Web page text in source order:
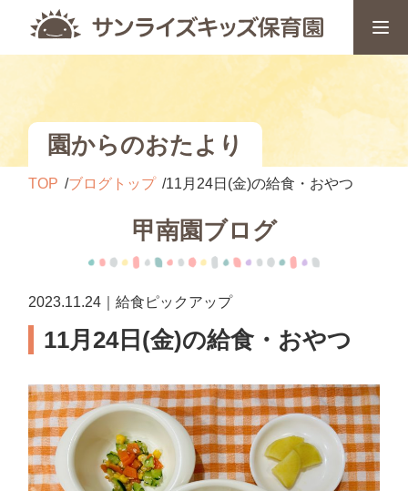
園からのおたより
TOP ブログトップ 11月24日(金)の給食・おやつ
甲南園ブログ
2023.11.24｜給食ピックアップ
11月24日(金)の給食・おやつ